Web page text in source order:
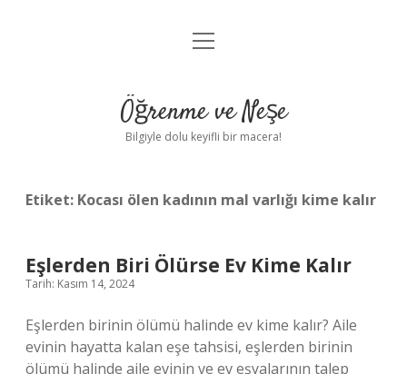
Anasayfa
Yasal Uyarı
menüyü
Öğrenme ve Neşe
Bilgiyle dolu keyifli bir macera!
Etiket: Kocası ölen kadının mal varlığı kime kalır
Eşlerden Biri Ölürse Ev Kime Kalır
Tarih: Kasım 14, 2024
Eşlerden birinin ölümü halinde ev kime kalır? Aile
evinin hayatta kalan eşe tahsisi, eşlerden birinin
ölümü halinde aile evinin ve ev eşyalarının talep